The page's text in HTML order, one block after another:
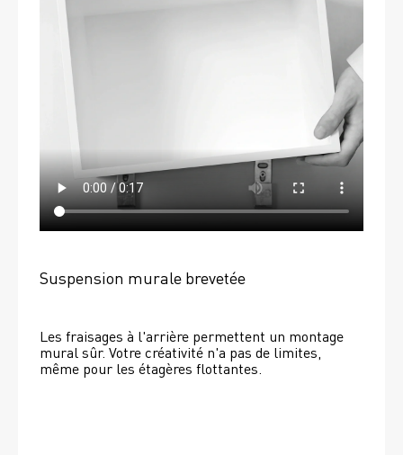
Suspension murale brevetée
Les fraisages à l'arrière permettent un montage
mural sûr. Votre créativité n'a pas de limites,
même pour les étagères flottantes.